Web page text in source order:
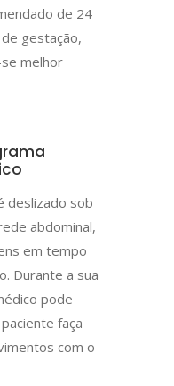
de 24
gestação,
melhor
deslizado sob
abdominal,
em tempo
Durante a sua
pode
faça
com o